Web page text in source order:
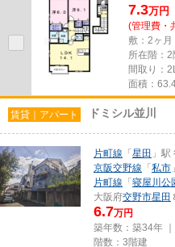
7.3万円
(管理費・
敷：2ヶ月
所在階：2
間取り：
面積：
賃貸｜アパート ドミシル並川
片町線 「 星田 」
京阪交野線 「 私市
片町線 「 寝屋川公
大阪府交野市星田
6.7万円
築年数：築34年 ｜
階数：3階建